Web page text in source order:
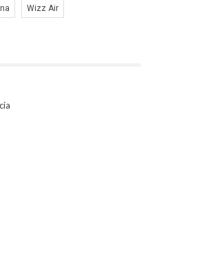
Wizz Air